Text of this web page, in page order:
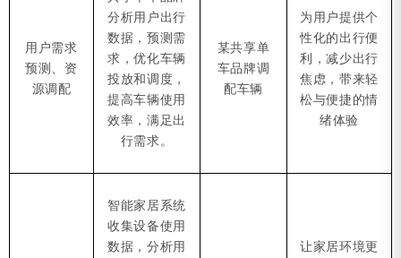
用户需求
预测、资
源调配
分析用户出行
数据，预测需
求，优化车辆
投放和调度，
提高车辆使用
效率，满足出
行需求。
某共享单
车品牌调
配车辆
为用户提供个
性化的出行便
利，减少出行
焦虑，带来轻
松与便捷的情
绪体验
智能家居系统
收集设备使用
数据，分析用
让家居环境更